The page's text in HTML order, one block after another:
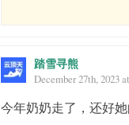
踏雪寻熊
December 27th, 2023
今年奶奶走了，还好